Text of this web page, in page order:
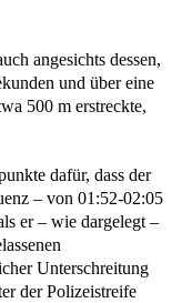
angesichts dessen,
und über eine
500 m erstreckte,
dafür, dass der
– von 01:52-02:05
er – wie dargelegt –
Unterschreitung
der Polizeistreife